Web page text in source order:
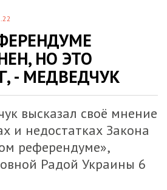
НО ЭТО
- МЕДВЕДЧУК
высказал своё мнение
и недостатках Закона
референдуме»,
Радой Украины 6